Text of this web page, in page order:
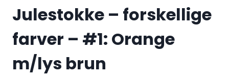
Julestokke – forskellige
farver – #1: Orange
m/lys brun